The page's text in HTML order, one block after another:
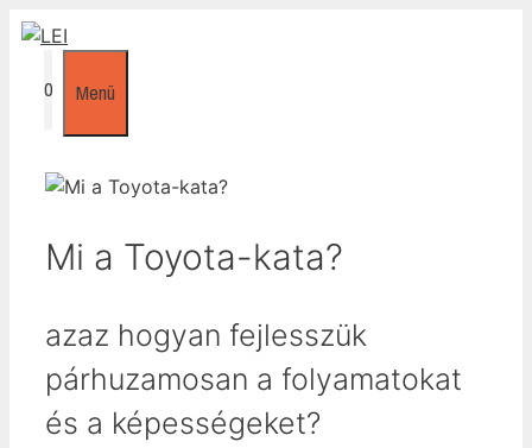
Kilépés
tartalomba
0 Menü
Mi a Toyota-kata?
azaz hogyan fejlesszük
párhuzamosan a folyamatokat
és a képességeket?